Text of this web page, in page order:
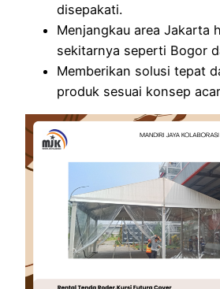
disepakati.
Menjangkau area Jakarta
sekitarnya seperti Bogor
Memberikan solusi tepat
produk sesuai konsep